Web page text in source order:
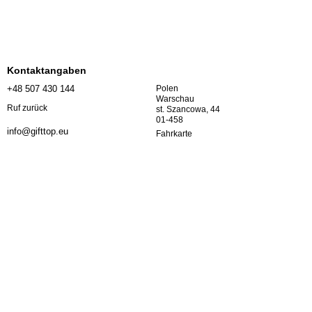
Kontaktangaben
+48 507 430 144
Ruf zurück
info@gifttop.eu
Polen
Warschau
st. Szancowa, 44
01-458
Fahrkarte